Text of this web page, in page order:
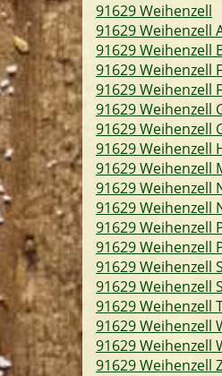
91629 Weihenzell
91629 Weihenzell
91629 Weihenzell
91629 Weihenzell
91629 Weihenzell
91629 Weihenzell
91629 Weihenzell
91629 Weihenzell
91629
91629 Weihenzell
91629 Weihenzell
91629 Weihenzell
91629 Weihenzell
91629 Weihenzell
91629 Weihenzell
91629 Weihenzell
91629 Weihenzell
91629 Weihenzell
91629 Weihenzell